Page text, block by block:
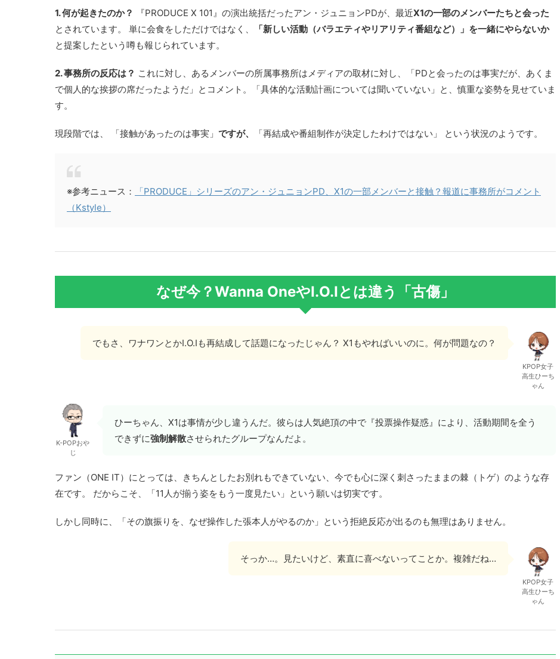
1. 何が起きたのか？ 『PRODUCE X 101』の演出統括だったアン・ジュニョンPDが、最近X1の一部のメンバーたちと会った
とされています。 単に会食をしただけではなく、
「新しい活動（バラエティやリアリティ番組など）」を一緒にやらないか
と提案したという噂も報じられています。
2. 事務所の反応は？ これに対し、あるメンバーの所属事務所はメディアの取材に対し、「PDと会ったのは事実だが、あくま
で個人的な挨拶の席だったようだ」とコメント。「具体的な活動計画については聞いていない」と、慎重な姿勢を見せていま
す。
現段階では、 「接触があったのは事実」 ですが、 「再結成や番組制作が決定したわけではない」 という状況のようです。
※参考ニュース：
「PRODUCE」シリーズのアン・ジュニョンPD、X1の一部メンバーと接触？報道に事務所がコメント
（Kstyle）
なぜ今？Wanna OneやI.O.Iとは違う「古傷」
でもさ、ワナワンとかI.O.Iも再結成して話題になったじゃん？ X1もやればいいのに。何が問題なの？
KPOP女子
高生ひーち
ゃん
K-POPおや
じ
ひーちゃん、X1は事情が少し違うんだ。彼らは人気絶頂の中で『投票操作疑惑』により、活動期間を全う
できずに強制解散させられたグループなんだよ。
ファン（ONE IT）にとっては、きちんとしたお別れもできていない、今でも心に深く刺さったままの棘（トゲ）のような存
在です。 だからこそ、「11人が揃う姿をもう一度見たい」という願いは切実です。
しかし同時に、「その旗振りを、なぜ操作した張本人がやるのか」という拒絶反応が出るのも無理はありません。
そっか…。見たいけど、素直に喜べないってことか。複雑だね…
KPOP女子
高生ひーち
ゃん